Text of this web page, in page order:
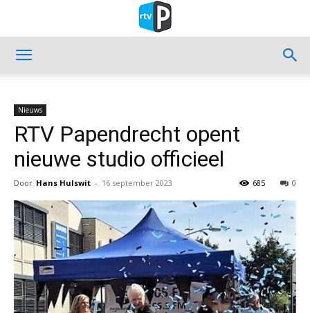
Nieuws
RTV Papendrecht opent
nieuwe studio officieel
Door Hans Hulswit - 16 september 2023 0
685